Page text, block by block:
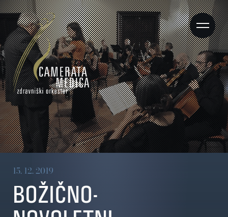
15. 12. 2019
BOŽIČNO-